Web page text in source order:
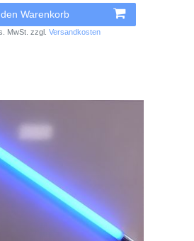
Warenkorb
MwSt. zzgl.Versandkosten